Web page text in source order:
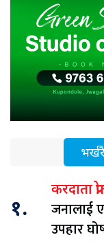
१.
करदाता
जनालाई
उपहार